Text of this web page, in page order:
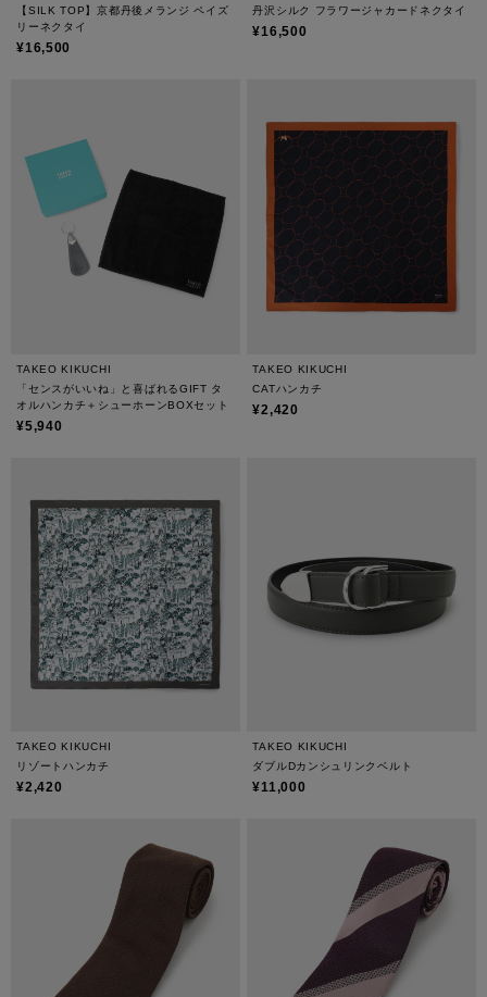
【SILK TOP】京都丹後メランジ ペイズ
リーネクタイ
¥16,500
丹沢シルク フラワージャカードネクタイ
¥16,500
TAKEO KIKUCHI
「センスがいいね」と喜ばれるGIFT タ
オルハンカチ＋シューホーンBOXセット
¥5,940
TAKEO KIKUCHI
CATハンカチ
¥2,420
TAKEO KIKUCHI
リゾートハンカチ
¥2,420
TAKEO KIKUCHI
ダブルDカンシュリンクベルト
¥11,000